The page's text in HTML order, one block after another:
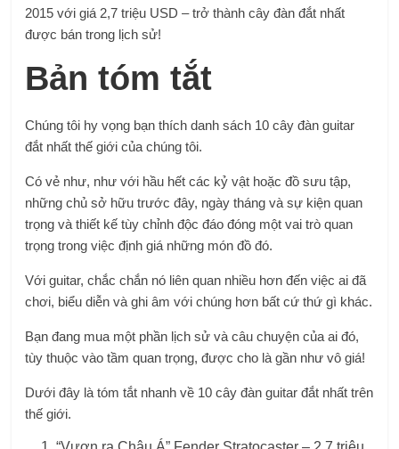
2015 với giá 2,7 triệu USD – trở thành cây đàn đắt nhất
được bán trong lịch sử!
Bản tóm tắt
Chúng tôi hy vọng bạn thích danh sách 10 cây đàn guitar
đắt nhất thế giới của chúng tôi.
Có vẻ như, như với hầu hết các kỷ vật hoặc đồ sưu tập,
những chủ sở hữu trước đây, ngày tháng và sự kiện quan
trọng và thiết kế tùy chỉnh độc đáo đóng một vai trò quan
trọng trong việc định giá những món đồ đó.
Với guitar, chắc chắn nó liên quan nhiều hơn đến việc ai đã
chơi, biểu diễn và ghi âm với chúng hơn bất cứ thứ gì khác.
Bạn đang mua một phần lịch sử và câu chuyện của ai đó,
tùy thuộc vào tầm quan trọng, được cho là gần như vô giá!
Dưới đây là tóm tắt nhanh về 10 cây đàn guitar đắt nhất trên
thế giới.